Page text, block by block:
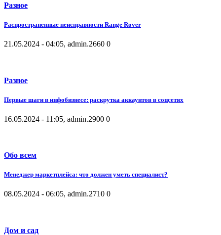
Разное
Распространенные неисправности Range Rover
21.05.2024 - 04:05, admin.2660 0
Разное
Первые шаги в инфобизнесе: раскрутка аккаунтов в соцсетях
16.05.2024 - 11:05, admin.2900 0
Обо всем
Менеджер маркетплейса: что должен уметь специалист?
08.05.2024 - 06:05, admin.2710 0
Дом и сад